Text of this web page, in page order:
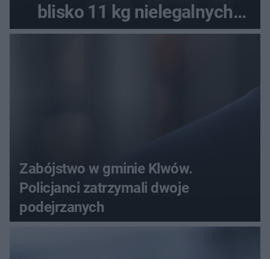
blisko 11 kg nielegalnych
substancji
Zabójstwo w gminie Klwów.
Policjanci zatrzymali dwoje
podejrzanych